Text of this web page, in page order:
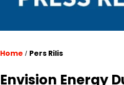
Home / Pers Rilis
Envision Energy